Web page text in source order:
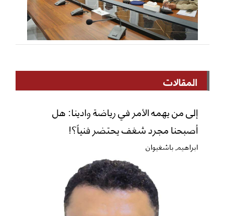
المقالات
إلى من يهمه الأمر في رياضة وادينا: هل
أصبحنا مجرد شغف يحتضر فنياً؟!
ابراهيم باشغيوان